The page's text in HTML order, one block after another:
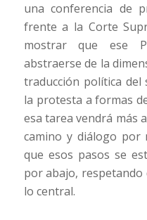
una conferencia de
frente a la Corte
mostrar que ese
abstraerse de la
traducción política
la protesta a formas
esa tarea vendrá más
camino y diálogo por
que esos pasos se
por abajo, respetando
lo central.